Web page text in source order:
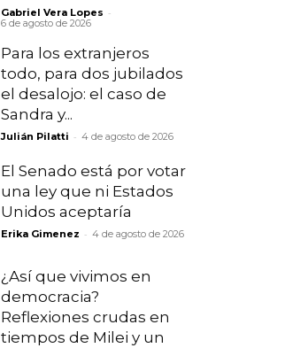
Gabriel Vera Lopes -
6 de agosto de 2026
Para los extranjeros
todo, para dos jubilados
el desalojo: el caso de
Sandra y...
Julián Pilatti - 4 de agosto de 2026
El Senado está por votar
una ley que ni Estados
Unidos aceptaría
Erika Gimenez - 4 de agosto de 2026
¿Así que vivimos en
democracia?
Reflexiones crudas en
tiempos de Milei y un